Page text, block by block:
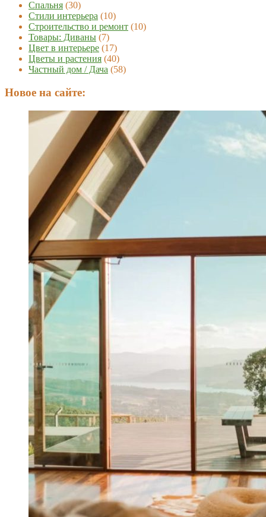
Спальня (30)
Стили интерьера (10)
Строительство и ремонт (10)
Товары: Диваны (7)
Цвет в интерьере (17)
Цветы и растения (40)
Частный дом / Дача (58)
Новое на сайте: